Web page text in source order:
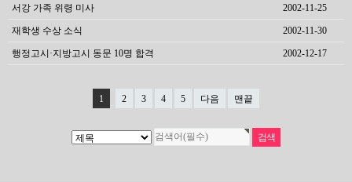
서강 가족 위령 미사 2002-11-25
재학생 수상 소식 2002-11-30
행정고시·지방고시 동문 10명 합격 2002-12-17
1 2 3 4 5 다음 맨끝